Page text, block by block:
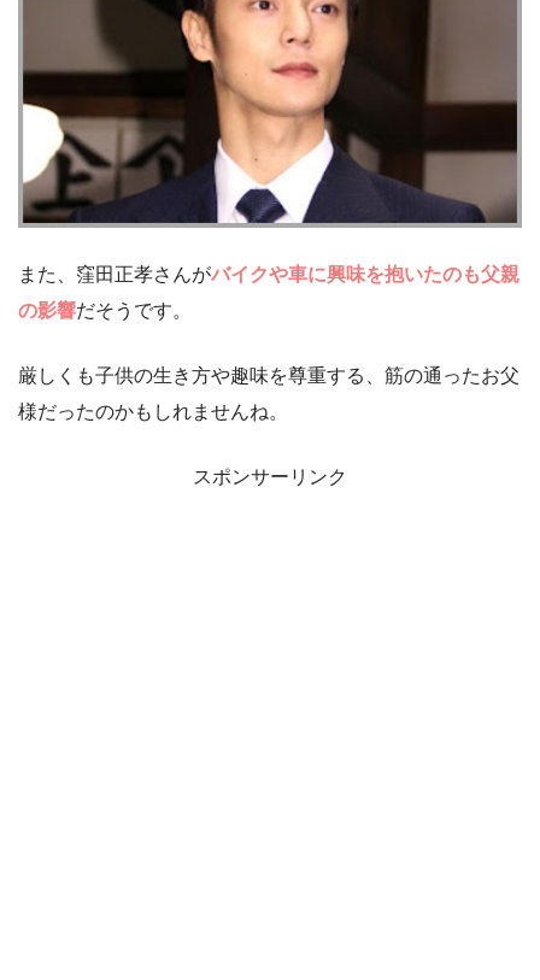
また、窪田正孝さんがバイクや車に興味を抱いたのも父親
の影響だそうです。
厳しくも子供の生き方や趣味を尊重する、筋の通ったお父
様だったのかもしれませんね。
スポンサーリンク